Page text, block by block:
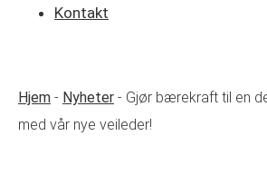
Kontakt
Hjem - Nyheter - Gjør bærekraft til en
med vår nye veileder!